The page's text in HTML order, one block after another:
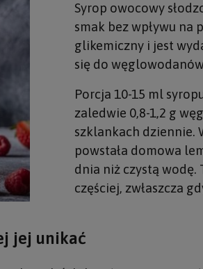
Syrop owocowy
smak bez wpływu
glikemiczny i jest
się do
Porcja 10-15 ml
zaledwie 0,8-1,2 g
szklankach dziennie.
powstała domowa
dnia niż czystą wodę.
częściej, zwłaszcza
jej unikać